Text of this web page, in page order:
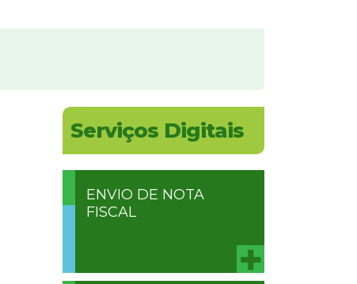
Serviços Digitais
ENVIO DE NOTA
FISCAL